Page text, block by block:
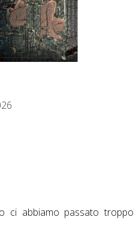
ci abbiamo passato troppo